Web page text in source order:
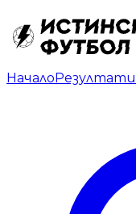
НачалоРезултати